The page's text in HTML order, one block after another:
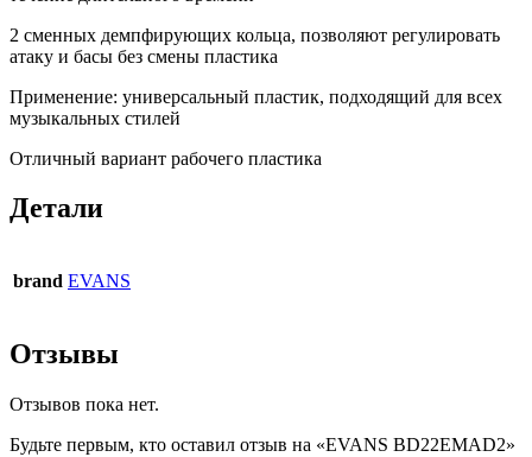
2 сменных демпфирующих кольца, позволяют регулировать
атаку и басы без смены пластика
Применение: универсальный пластик, подходящий для всех
музыкальных стилей
Отличный вариант рабочего пластика
Детали
brand EVANS
Отзывы
Отзывов пока нет.
Будьте первым, кто оставил отзыв на «EVANS BD22EMAD2»